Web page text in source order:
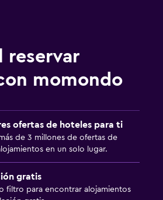
reservar
momondo
ofertas de hoteles para ti
de 3 millones de ofertas de
en un solo lugar.
gratis
filtro para encontrar alojamientos